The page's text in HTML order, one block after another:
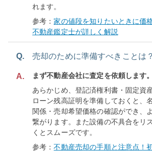
れます。
参考：家の値段を知りたいときに価
不動産鑑定士が詳しく解説
Q. 売却のために準備すべきことは？
A.
まず不動産会社に査定を依頼します。
あらかじめ、登記済権利書・固定資
ローン残高証明を準備しておくと、
関係・売却希望価格の確認ができ、
繋がります。また設備の不具合をリ
くとスムーズです。
参考：不動産売却の手順と注意点！